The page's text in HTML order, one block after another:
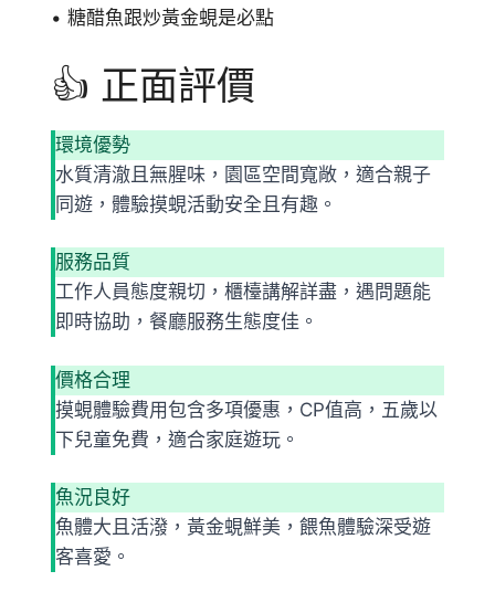
• 糖醋魚跟炒黃金蜆是必點
👍 正面評價
環境優勢
水質清澈且無腥味，園區空間寬敞，適合親子
同遊，體驗摸蜆活動安全且有趣。
服務品質
工作人員態度親切，櫃檯講解詳盡，遇問題能
即時協助，餐廳服務生態度佳。
價格合理
摸蜆體驗費用包含多項優惠，CP值高，五歲以
下兒童免費，適合家庭遊玩。
魚況良好
魚體大且活潑，黃金蜆鮮美，餵魚體驗深受遊
客喜愛。